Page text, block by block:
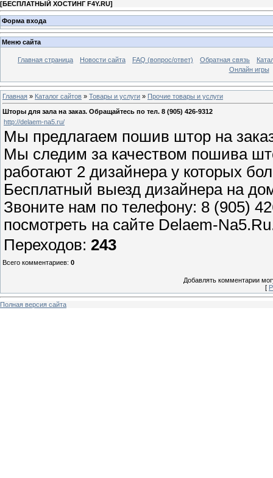
[БЕСПЛАТНЫЙ ХОСТИНГ F4Y.RU]
Форма входа
Меню сайта
Главная страница Новости сайта FAQ (вопрос/ответ) Обратная связь
Онлайн игры
Главная » Каталог сайтов » Товары и услуги » Прочие товары и услуги
Шторы для зала на заказ. Обращайтесь по тел. 8 (905) 426-9312
http://delaem-na5.ru/
Мы предлагаем пошив штор на
Мы следим за качеством пошива
работают 2 дизайнера у которых
Бесплатный выезд дизайнера на
Звоните нам по телефону: 8 (905)
посмотреть на сайте Delaem-
Переходов: 243
Всего комментариев: 0
Добавлять комментарии
[
Полная версия сайта